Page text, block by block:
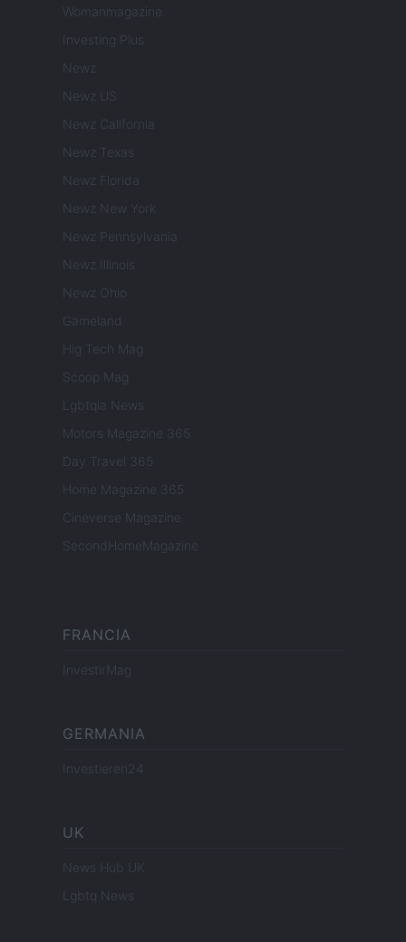
Womanmagazine
Investing Plus
Newz
Newz US
Newz California
Newz Texas
Newz Florida
Newz New York
Newz Pennsylvania
Newz Illinois
Newz Ohio
Gameland
Hig Tech Mag
Scoop Mag
Lgbtqia News
Motors Magazine 365
Day Travel 365
Home Magazine 365
Cineverse Magazine
SecondHomeMagazine
FRANCIA
InvestirMag
GERMANIA
Investieren24
UK
News Hub UK
Lgbtq News